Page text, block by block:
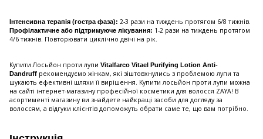
Інтенсивна терапія (гостра фаза): 2-3 рази на тиждень протягом 6/8 тижнів.
Профілактичне або підтримуюче лікування: 1-2 рази на тиждень протягом
4/6 тижнів. Повторювати циклічно двічі на рік.
Купити Лосьйон проти лупи Vitalfarco Vitael Purifying Lotion Anti-
Dandruff рекомендуємо жінкам, які зіштовхнулись з проблемою лупи та
шукають ефективні шляхи її вирішення. Купити лосьйон проти лупи можна
на сайті інтернет-магазину професійної косметики для волосся ZAYA! В
асортименті магазину ви знайдете найкращі засоби для догляду за
волоссям, а відгуки клієнтів допоможуть обрати саме те, що вам потрібно.